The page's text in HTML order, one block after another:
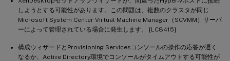
しようとする可能性があります。この問題は、複数のクラスタが同じ
Microsoft System Center Virtual Machine Manager（SCVMM）サーバ
ーによって管理されている場合に発生します。 [LC8415]
構成ウィザードとProvisioning Servicesコンソールの操作の応答が遅く
なるか、Active Directory環境でコンソールがタイムアウトする可能性が